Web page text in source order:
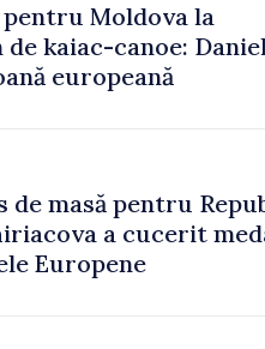
Moldova la
kaiac-canoe:
europeană
masă pentru
a cucerit
Europene